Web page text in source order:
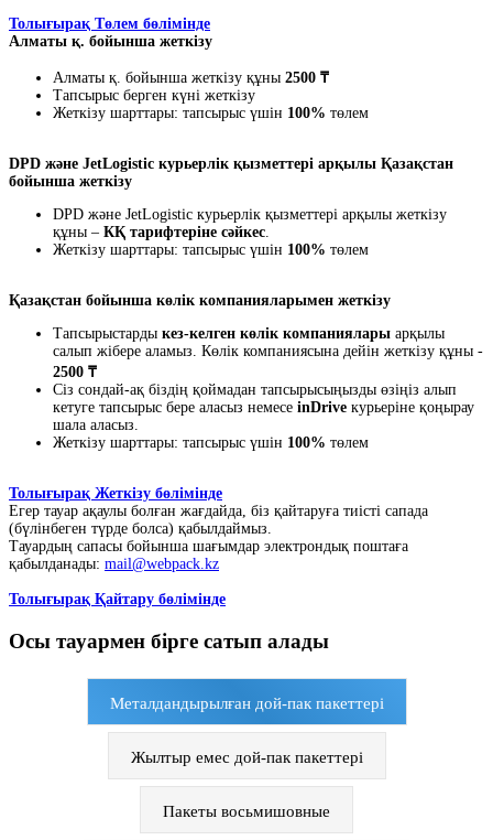
Толығырақ Төлем бөлімінде
Алматы қ. бойынша жеткізу
Алматы қ. бойынша жеткізу құны 2500 ₸
Тапсырыс берген күні жеткізу
Жеткізу шарттары: тапсырыс үшін 100% төлем
DPD және JetLogistic курьерлік қызметтері арқылы Қазақстан
бойынша жеткізу
DPD және JetLogistic курьерлік қызметтері арқылы жеткізу
құны – КҚ тарифтеріне сәйкес.
Жеткізу шарттары: тапсырыс үшін 100% төлем
Қазақстан бойынша көлік компанияларымен жеткізу
Тапсырыстарды кез-келген көлік компаниялары арқылы
салып жібере аламыз. Көлік компаниясына дейін жеткізу құны -
2500 ₸
Сіз сондай-ақ біздің қоймадан тапсырысыңызды өзіңіз алып
кетуге тапсырыс бере аласыз немесе inDrive курьеріне қоңырау
шала аласыз.
Жеткізу шарттары: тапсырыс үшін 100% төлем
Толығырақ Жеткізу бөлімінде
Егер тауар ақаулы болған жағдайда, біз қайтаруға тиісті сапада
(бүлінбеген түрде болса) қабылдаймыз.
Тауардың сапасы бойынша шағымдар электрондық поштаға
қабылданады: mail@webpack.kz
Толығырақ Қайтару бөлімінде
Осы тауармен бірге сатып алады
Металдандырылған дой-пак пакеттері
Жылтыр емес дой-пак пакеттері
Пакеты восьмишовные